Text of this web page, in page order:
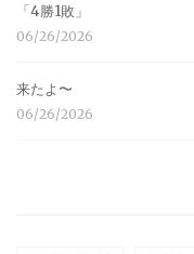
「4勝1敗」
06/26/2026
来たよ〜
06/26/2026